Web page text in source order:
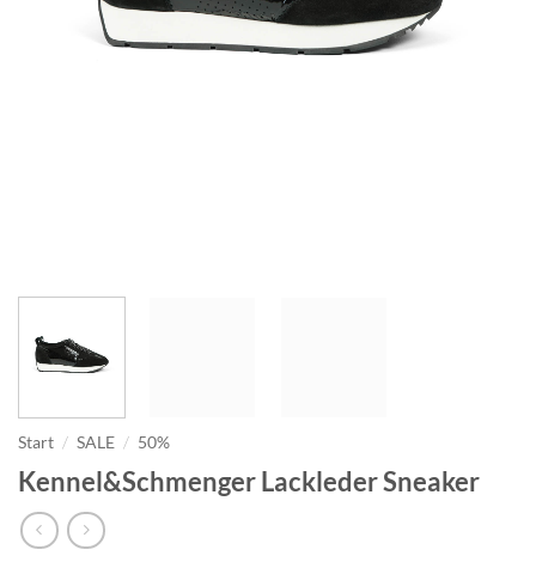
Start / SALE / 50%
Kennel&Schmenger Lackleder Sneaker